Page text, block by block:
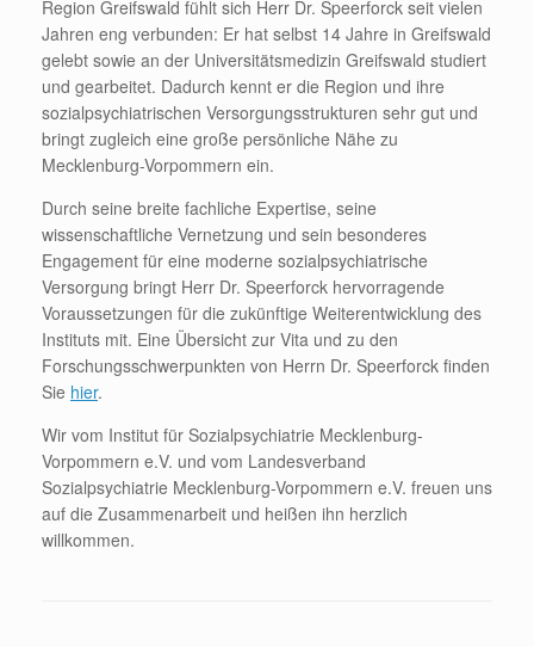
Region Greifswald fühlt sich Herr Dr. Speerforck seit vielen
Jahren eng verbunden: Er hat selbst 14 Jahre in Greifswald
gelebt sowie an der Universitätsmedizin Greifswald studiert
und gearbeitet. Dadurch kennt er die Region und ihre
sozialpsychiatrischen Versorgungsstrukturen sehr gut und
bringt zugleich eine große persönliche Nähe zu
Mecklenburg-Vorpommern ein.
Durch seine breite fachliche Expertise, seine
wissenschaftliche Vernetzung und sein besonderes
Engagement für eine moderne sozialpsychiatrische
Versorgung bringt Herr Dr. Speerforck hervorragende
Voraussetzungen für die zukünftige Weiterentwicklung des
Instituts mit. Eine Übersicht zur Vita und zu den
Forschungsschwerpunkten von Herrn Dr. Speerforck finden
Sie hier.
Wir vom Institut für Sozialpsychiatrie Mecklenburg-
Vorpommern e.V. und vom Landesverband
Sozialpsychiatrie Mecklenburg-Vorpommern e.V. freuen uns
auf die Zusammenarbeit und heißen ihn herzlich
willkommen.